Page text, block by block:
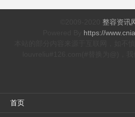
整容资讯
https://
首页